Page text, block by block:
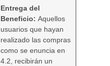
Entrega del
Beneficio:Aquellos
usuarios que hayan
realizado las compras
como se enuncia en
4.2, recibirán un